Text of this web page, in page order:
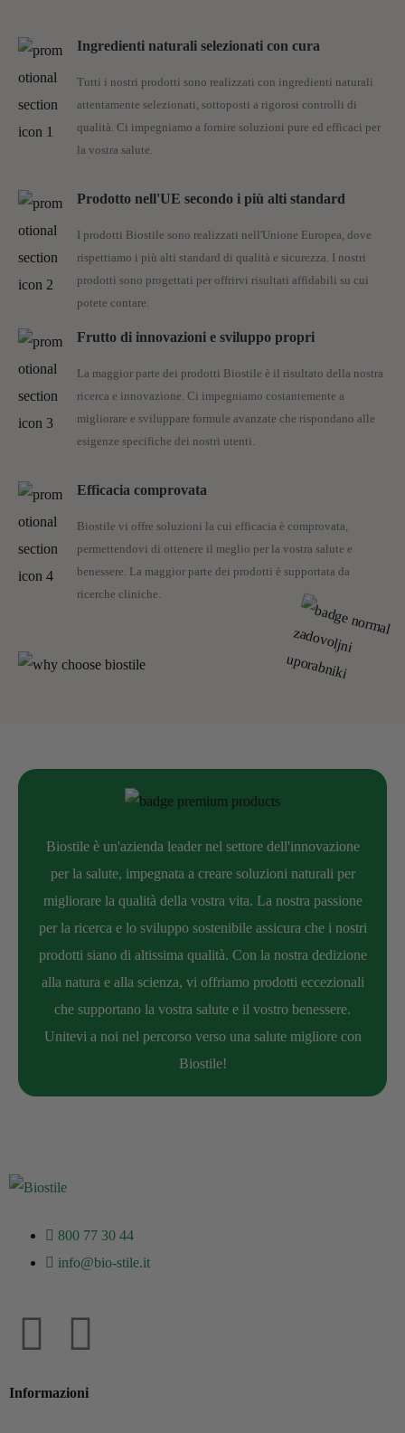
Ingredienti naturali selezionati con cura
Tutti i nostri prodotti sono realizzati con ingredienti naturali
attentamente selezionati, sottoposti a rigorosi controlli di
qualità. Ci impegniamo a fornire soluzioni pure ed efficaci per
la vostra salute.
Prodotto nell'UE secondo i più alti standard
I prodotti Biostile sono realizzati nell'Unione Europea, dove
rispettiamo i più alti standard di qualità e sicurezza. I nostri
prodotti sono progettati per offrirvi risultati affidabili su cui
potete contare.
Frutto di innovazioni e sviluppo propri
La maggior parte dei prodotti Biostile è il risultato della nostra
ricerca e innovazione. Ci impegniamo costantemente a
migliorare e sviluppare formule avanzate che rispondano alle
esigenze specifiche dei nostri utenti.
Efficacia comprovata
Biostile vi offre soluzioni la cui efficacia è comprovata,
permettendovi di ottenere il meglio per la vostra salute e
benessere. La maggior parte dei prodotti è supportata da
ricerche cliniche.
Biostile è un'azienda leader nel settore dell'innovazione
per la salute, impegnata a creare soluzioni naturali per
migliorare la qualità della vostra vita. La nostra passione
per la ricerca e lo sviluppo sostenibile assicura che i nostri
prodotti siano di altissima qualità. Con la nostra dedizione
alla natura e alla scienza, vi offriamo prodotti eccezionali
che supportano la vostra salute e il vostro benessere.
Unitevi a noi nel percorso verso una salute migliore con
Biostile!
800 77 30 44
info@bio-stile.it
Informazioni